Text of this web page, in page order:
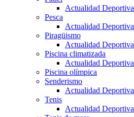
Actualidad Deportiva
Pesca
Actualidad Deportiva
Piragüismo
Actualidad Deportiva
Piscina climatizada
Actualidad Deportiva
Piscina olímpica
Senderismo
Actualidad Deportiva
Tenis
Actualidad Deportiva